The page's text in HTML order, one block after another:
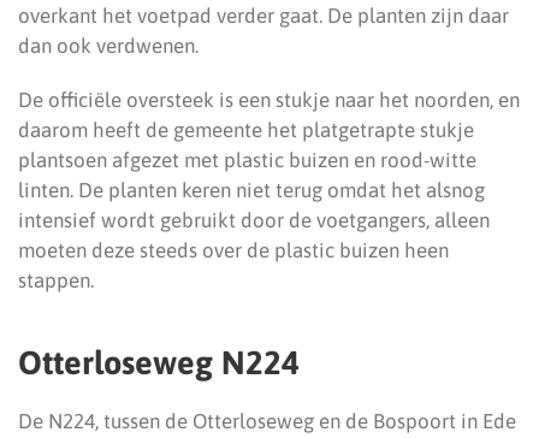
overkant het voetpad verder gaat. De planten zijn daar
dan ook verdwenen.
De officiële oversteek is een stukje naar het noorden, en
daarom heeft de gemeente het platgetrapte stukje
plantsoen afgezet met plastic buizen en rood-witte
linten. De planten keren niet terug omdat het alsnog
intensief wordt gebruikt door de voetgangers, alleen
moeten deze steeds over de plastic buizen heen
stappen.
Otterloseweg N224
De N224, tussen de Otterloseweg en de Bospoort in Ede